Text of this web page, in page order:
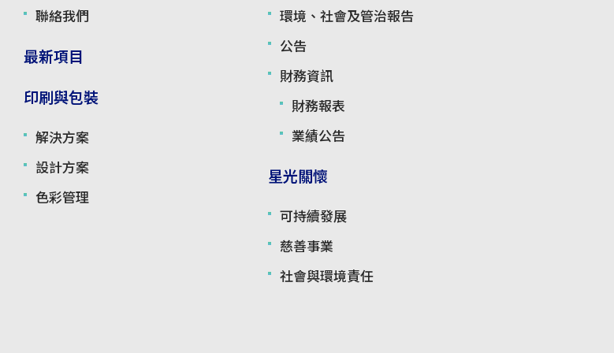
聯絡我們
最新項目
印刷與包裝
解決方案
設計方案
色彩管理
環境、社會及管治報告
公告
財務資訊
財務報表
業績公告
星光關懷
可持續發展
慈善事業
社會與環境責任